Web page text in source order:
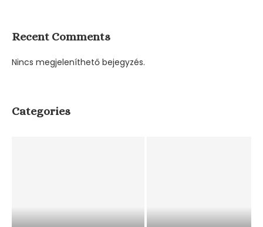
Recent Comments
Nincs megjeleníthető bejegyzés.
Categories